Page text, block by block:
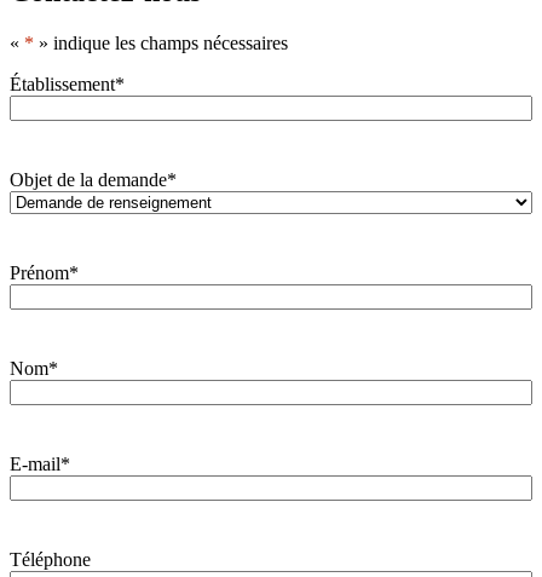
« * » indique les champs nécessaires
Établissement*
Objet de la demande*
Prénom*
Nom*
E-mail*
Téléphone